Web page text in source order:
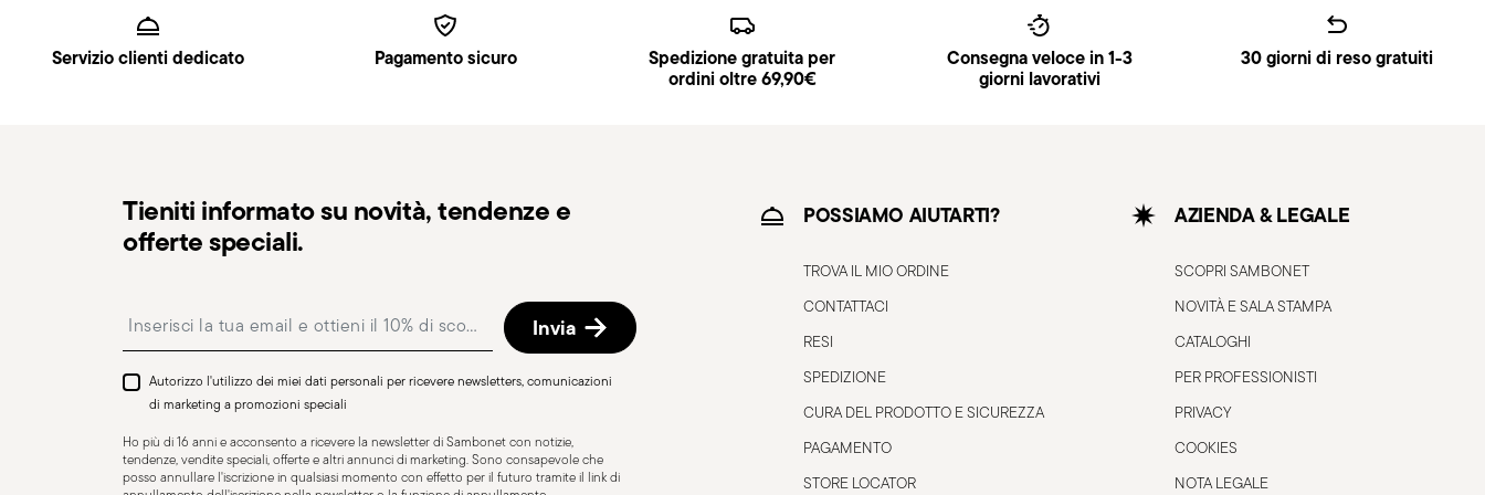
Monoblocco
Resistente al lavaggio in
lavastoviglie
CUTLERY+KNIVES - La posateria deve essere utilizzata e maneggiata con attenzione per
Spedizione tracciabile
: una volta spedito l’ordine, riceverai un link di tracciamento per monitorare
la consegna.
Punto di ritiro: in Italia è disponibile la consegna presso Punto di Ritiro, selezionabile al checkout.
dalla data di spedizione/fatturazione seguendo la procedura indicata
Servizio clienti dedicato Pagamento sicuro Spedizione gratuita per
ordini oltre 69,90€
Consegna veloce in 1-3
giorni lavorativi
30 giorni di reso gratuiti
Tieniti informato su novità, tendenze e
offerte speciali.
Invia
Autorizzo l'utilizzo dei miei dati personali per ricevere newsletters, comunicazioni
di marketing a promozioni speciali
Ho più di 16 anni e acconsento a ricevere la newsletter di Sambonet con notizie,
tendenze, vendite speciali, offerte e altri annunci di marketing. Sono consapevole che
posso annullare l'iscrizione in qualsiasi momento con effetto per il futuro tramite il link di
POSSIAMO AIUTARTI?
TROVA IL MIO ORDINE
CONTATTACI
RESI
SPEDIZIONE
CURA DEL PRODOTTO E SICUREZZA
PAGAMENTO
STORE LOCATOR
AZIENDA & LEGALE
SCOPRI SAMBONET
NOVITÀ E SALA STAMPA
CATALOGHI
PER PROFESSIONISTI
PRIVACY
COOKIES
NOTA LEGALE